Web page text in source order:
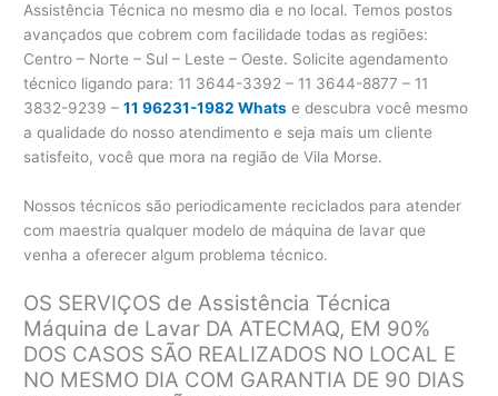
Assistência Técnica no mesmo dia e no local. Temos postos
avançados que cobrem com facilidade todas as regiões:
Centro – Norte – Sul – Leste – Oeste. Solicite agendamento
técnico ligando para: 11 3644-3392 – 11 3644-8877 – 11
3832-9239 –11 96231-1982 Whats e descubra você mesmo
a qualidade do nosso atendimento e seja mais um cliente
satisfeito, você que mora na região de Vila Morse.
Nossos técnicos são periodicamente reciclados para atender
com maestria qualquer modelo de máquina de lavar que
venha a oferecer algum problema técnico.
OS SERVIÇOS de Assistência Técnica
Máquina de Lavar DA ATECMAQ, EM 90%
DOS CASOS SÃO REALIZADOS NO LOCAL E
NO MESMO DIA COM GARANTIA DE 90 DIAS